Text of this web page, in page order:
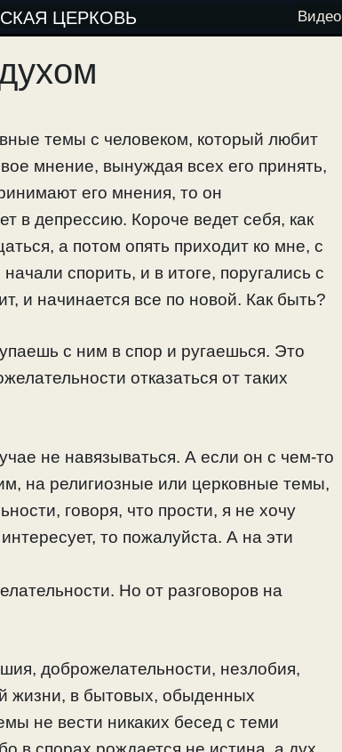
ЦЕРКОВЬ Видео
темы с человеком, который любит
мнение, вынуждая всех его принять,
его мнения, то он
в депрессию. Короче ведет себя, как
а потом опять приходит ко мне, с
спорить, и в итоге, поругались с
и начинается все по новой. Как быть?
с ним в спор и ругаешься. Это
отказаться от таких
не навязываться. А если он с чем-то
на религиозные или церковные темы,
говоря, что прости, я не хочу
то пожалуйста. А на эти
Но от разговоров на
доброжелательности, незлобия,
жизни, в бытовых, обыденных
не вести никаких бесед с теми